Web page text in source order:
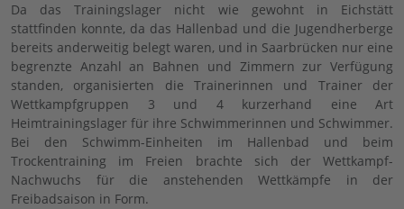
Da das Trainingslager nicht wie gewohnt in Eichstätt
stattfinden konnte, da das Hallenbad und die Jugendherberge
bereits anderweitig belegt waren, und in Saarbrücken nur eine
begrenzte Anzahl an Bahnen und Zimmern zur Verfügung
standen, organisierten die Trainerinnen und Trainer der
Wettkampfgruppen 3 und 4 kurzerhand eine Art
Heimtrainingslager für ihre Schwimmerinnen und Schwimmer.
Bei den Schwimm-Einheiten im Hallenbad und beim
Trockentraining im Freien brachte sich der Wettkampf-
Nachwuchs für die anstehenden Wettkämpfe in der
Freibadsaison in Form.